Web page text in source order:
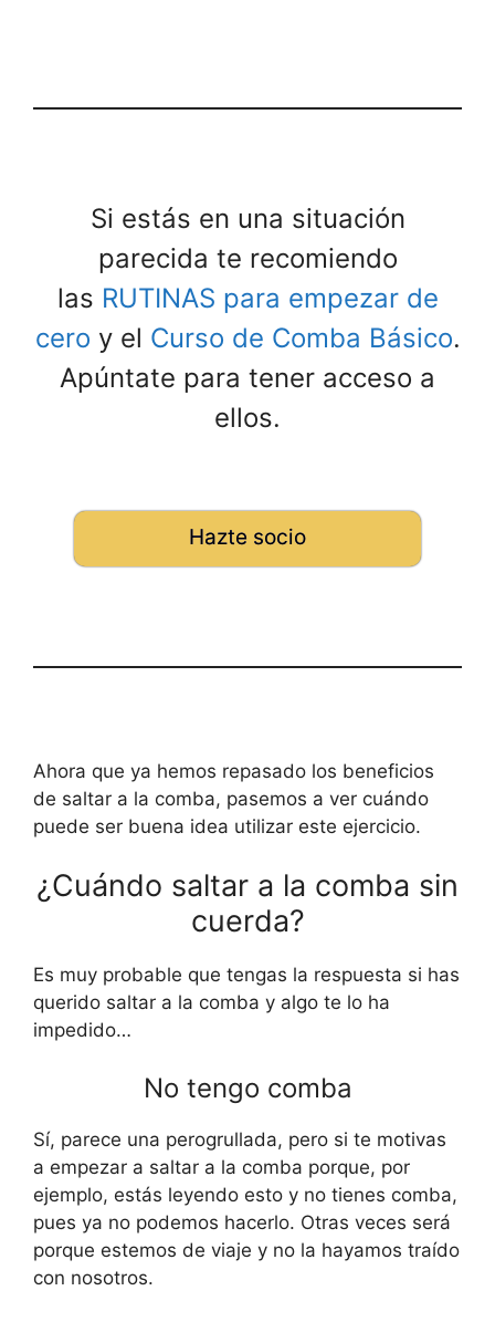
Si estás en una situación
parecida te recomiendo
las RUTINAS para empezar de
cero y el Curso de Comba Básico.
Apúntate para tener acceso a
ellos.
Hazte socio
Ahora que ya hemos repasado los beneficios
de saltar a la comba, pasemos a ver cuándo
puede ser buena idea utilizar este ejercicio.
¿Cuándo saltar a la comba sin
cuerda?
Es muy probable que tengas la respuesta si has
querido saltar a la comba y algo te lo ha
impedido…
No tengo comba
Sí, parece una perogrullada, pero si te motivas
a empezar a saltar a la comba porque, por
ejemplo, estás leyendo esto y no tienes comba,
pues ya no podemos hacerlo. Otras veces será
porque estemos de viaje y no la hayamos traído
con nosotros.